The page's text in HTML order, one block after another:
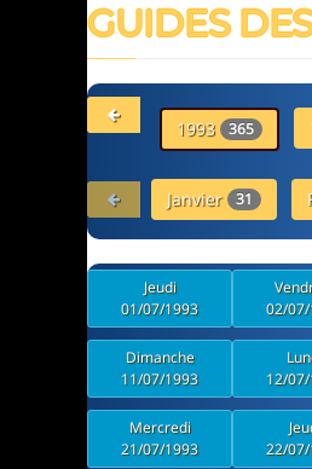
GUIDES
1993 365
Janvier 31
Jeudi
01/07/1993
02/
Dimanche
11/07/1993
12/
Mercredi
21/07/1993
22/